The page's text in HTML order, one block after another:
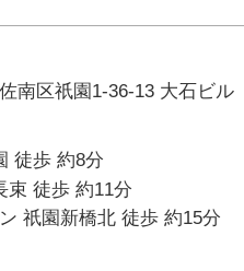
南区祇園1-36-13 大石ビル
徒歩 約8分
束 徒歩 約11分
祇園新橋北 徒歩 約15分